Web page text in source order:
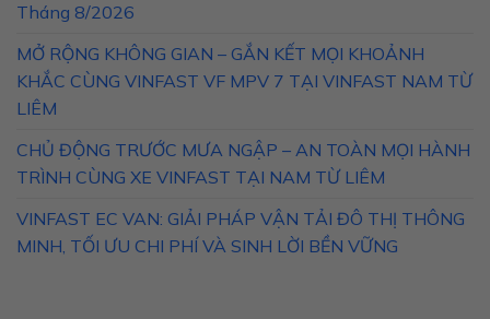
Tháng 8/2026
MỞ RỘNG KHÔNG GIAN – GẮN KẾT MỌI KHOẢNH
KHẮC CÙNG VINFAST VF MPV 7 TẠI VINFAST NAM TỪ
LIÊM
CHỦ ĐỘNG TRƯỚC MƯA NGẬP – AN TOÀN MỌI HÀNH
TRÌNH CÙNG XE VINFAST TẠI NAM TỪ LIÊM
VINFAST EC VAN: GIẢI PHÁP VẬN TẢI ĐÔ THỊ THÔNG
MINH, TỐI ƯU CHI PHÍ VÀ SINH LỜI BỀN VỮNG